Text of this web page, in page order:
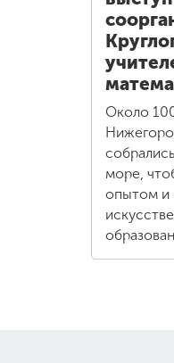
Около
море,
опытом и